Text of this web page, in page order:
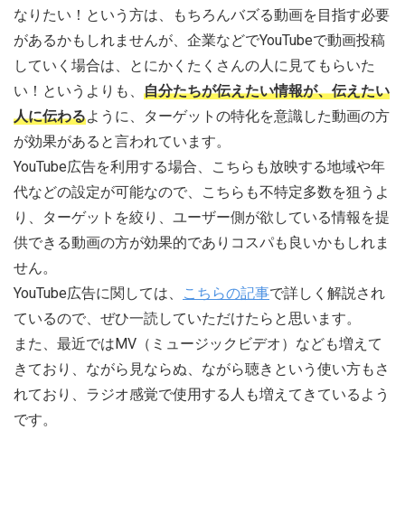
なりたい！という方は、もちろんバズる動画を目指す必要
があるかもしれませんが、企業などでYouTubeで動画投稿
していく場合は、とにかくたくさんの人に見てもらいた
い！というよりも、 自分たちが伝えたい情報が、伝えたい
人に伝わるように、ターゲットの特化を意識した動画の方
が効果があると言われています。
YouTube広告を利用する場合、こちらも放映する地域や年
代などの設定が可能なので、こちらも不特定多数を狙うよ
り、ターゲットを絞り、ユーザー側が欲している情報を提
供できる動画の方が効果的でありコスパも良いかもしれま
せん。
YouTube広告に関しては、
こちらの記事で詳しく解説され
ているので、ぜひ一読していただけたらと思います。
また、最近ではMV（ミュージックビデオ）なども増えて
きており、ながら見ならぬ、ながら聴きという使い方もさ
れており、ラジオ感覚で使用する人も増えてきているよう
です。